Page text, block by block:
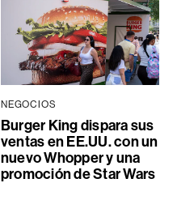
NEGOCIOS
Burger King dispara sus
ventas en EE.UU. con un
nuevo Whopper y una
promoción de Star Wars